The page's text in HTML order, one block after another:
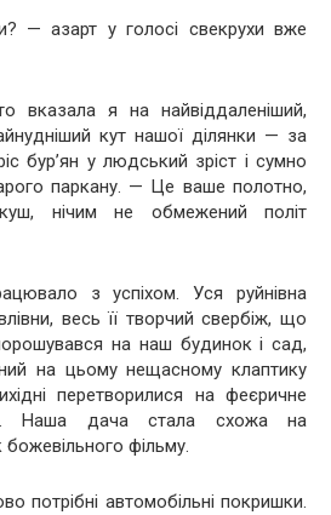
— азарт у голосі свекрухи вже
я на найвіддаленіший,
кут нашої ділянки — за
бур’ян у людський зріст і сумно
паркану. — Це ваше полотно,
нічим не обмежений політ
з успіхом. Уся руйнівна
весь її творчий свербіж, що
на наш будинок і сад,
на цьому нещасному клаптику
перетворилися на феєричне
Наша дача стала схожа на
фільму.
потрібні автомобільні покришки.